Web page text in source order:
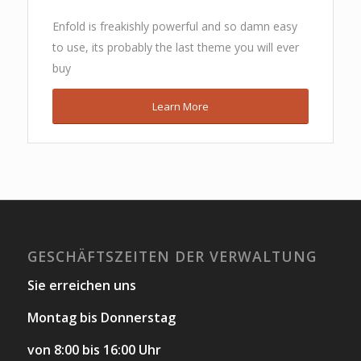
Enfold is freakishly powerful and so damn easy
to use, its probably the last theme you will ever
buy
Learn More
GESCHÄFTSZEITEN DER VERWALTUNG
Sie erreichen uns
Montag bis Donnerstag
von 8:00 bis 16:00 Uhr